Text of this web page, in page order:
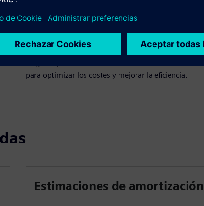
energía calculando el uso esperado en función de los
precios de la energía, los tiempos de operación y las
para optimizar los costes y mejorar la eficiencia.
Estimaciones de amortización